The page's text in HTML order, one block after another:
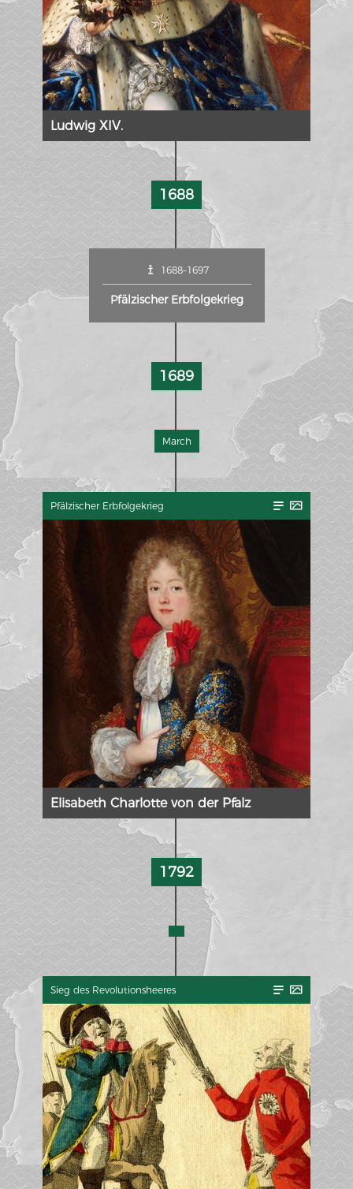
Ludwig XIV.
1688
1688–1697
Pfälzischer Erbfolgekrieg
1689
March
Pfälzischer Erbfolgekrieg
Elisabeth Charlotte von der Pfalz
1792
Sieg des Revolutionsheeres